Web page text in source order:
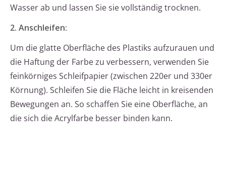
Wasser ab und lassen Sie sie vollständig trocknen.
2. Anschleifen:
Um die glatte Oberfläche des Plastiks aufzurauen und
die Haftung der Farbe zu verbessern, verwenden Sie
feinkörniges Schleifpapier (zwischen 220er und 330er
Körnung). Schleifen Sie die Fläche leicht in kreisenden
Bewegungen an. So schaffen Sie eine Oberfläche, an
die sich die Acrylfarbe besser binden kann.